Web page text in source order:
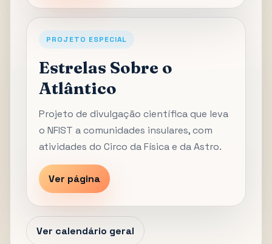
PROJETO ESPECIAL
Estrelas Sobre o
Atlântico
Projeto de divulgação científica que leva
o NFIST a comunidades insulares, com
atividades do Circo da Física e da Astro.
Ver página
Ver calendário geral